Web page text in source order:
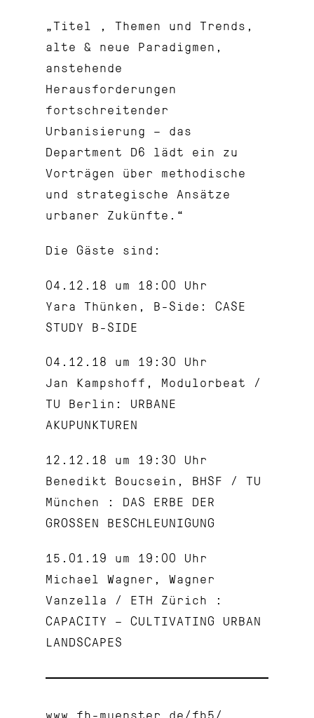
„Titel , Themen und Trends,
alte & neue Paradigmen,
anstehende
Herausforderungen
fortschreitender
Urbanisierung – das
Department D6 lädt ein zu
Vorträgen über methodische
und strategische Ansätze
urbaner Zukünfte.“
Die Gäste sind:
04.12.18 um 18:00 Uhr
Yara Thünken, B-Side: CASE
STUDY B-SIDE
04.12.18 um 19:30 Uhr
Jan Kampshoff, Modulorbeat /
TU Berlin: URBANE
AKUPUNKTUREN
12.12.18 um 19:30 Uhr
Benedikt Boucsein, BHSF / TU
München : DAS ERBE DER
GROSSEN BESCHLEUNIGUNG
15.01.19 um 19:00 Uhr
Michael Wagner, Wagner
Vanzella / ETH Zürich :
CAPACITY – CULTIVATING URBAN
LANDSCAPES
www.fh-muenster.de/fb5/